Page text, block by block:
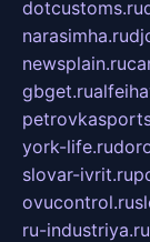
dotcustoms.ru
narasimha.ru
newsplain.ru
gbget.ru
york-life.ru
slovar-ivrit.ru
ovucontrol.ru
ru-industriya.ru